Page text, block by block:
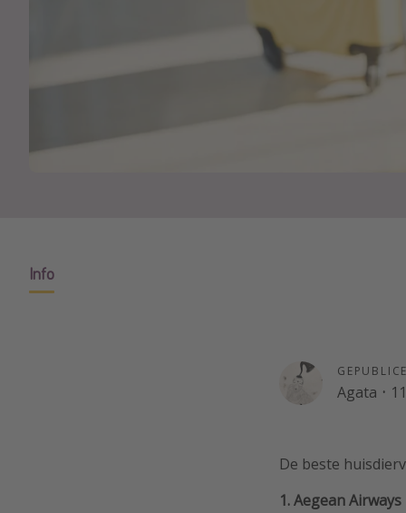
Info
Agata ·
De beste
1. Aegean Airways